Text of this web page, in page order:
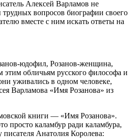
Алексей Варламов не
трудных вопросов биографии своего
вместе с ним искать ответы на
юдофил, Розанов-женщина,
обличьям русского философа и
уживались в одном человеке,
Варламова «Имя Розанова» из
книги — «Имя Розанова».
просто каламбур ради каламбура,
писателя Анатолия Королева: